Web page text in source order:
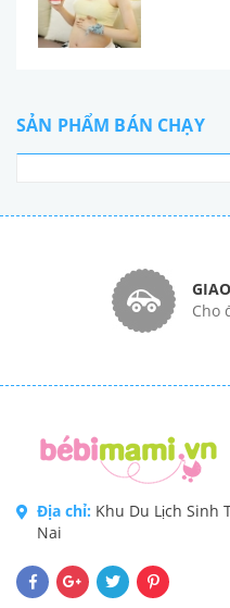
SẢN PHẨM BÁN CHẠY
Cho
Địa chỉ: Khu Du Lịch Sinh
Nai